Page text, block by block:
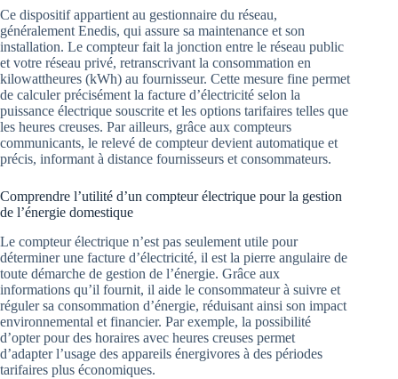
Ce dispositif appartient au gestionnaire du réseau,
généralement Enedis, qui assure sa maintenance et son
installation. Le compteur fait la jonction entre le réseau public
et votre réseau privé, retranscrivant la consommation en
kilowattheures (kWh) au fournisseur. Cette mesure fine permet
de calculer précisément la facture d’électricité selon la
puissance électrique souscrite et les options tarifaires telles que
les heures creuses. Par ailleurs, grâce aux compteurs
communicants, le relevé de compteur devient automatique et
précis, informant à distance fournisseurs et consommateurs.
Comprendre l’utilité d’un compteur électrique pour la gestion
de l’énergie domestique
Le compteur électrique n’est pas seulement utile pour
déterminer une facture d’électricité, il est la pierre angulaire de
toute démarche de gestion de l’énergie. Grâce aux
informations qu’il fournit, il aide le consommateur à suivre et
réguler sa consommation d’énergie, réduisant ainsi son impact
environnemental et financier. Par exemple, la possibilité
d’opter pour des horaires avec heures creuses permet
d’adapter l’usage des appareils énergivores à des périodes
tarifaires plus économiques.